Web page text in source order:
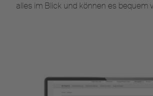
alles im Blick und können es bequem